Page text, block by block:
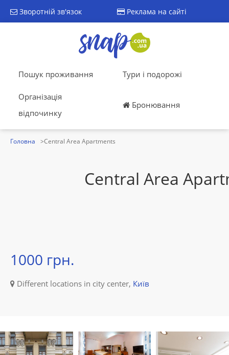
Зворотній зв'язок Реклама на сайті
Пошук проживання Тури і подорожі
Організація
відпочинку
Бронювання
Головна Central Area Apartments
Central Area
1000 грн.
Different locations in city center, Київ